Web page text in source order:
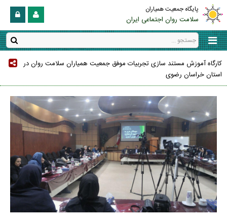
پایگاه جمعیت همیاران
سلامت روان اجتماعی ایران
کارگاه آموزش مستند سازی تجربیات موفق جمعیت همیاران سلامت روان در
استان خراسان رضوی